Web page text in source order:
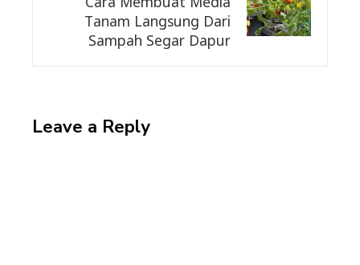
Tanam Langsung Dari
Sampah Segar Dapur
Leave a Reply